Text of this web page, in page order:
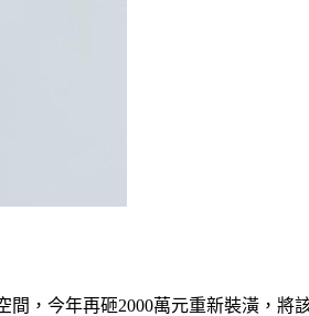
，今年再砸2000萬元重新裝潢，